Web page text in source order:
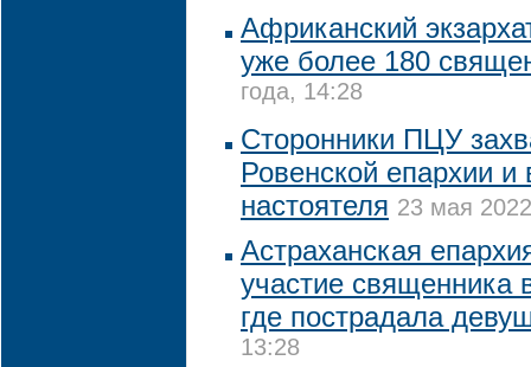
Африканский
уже более 180
года, 14:28
Сторонники ПЦУ
Ровенской епархии
настоятеля 23 мая
Астраханская
участие священника
где пострадала
13:28